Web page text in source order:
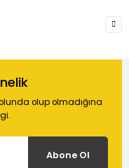
olup olmadığına
Abone Ol